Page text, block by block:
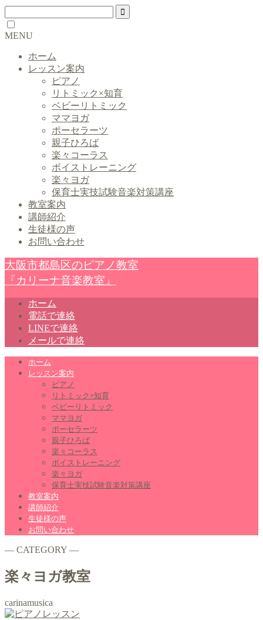
MENU
ホーム
レッスン案内
ピアノ
リトミック×知育
ベビーリトミック
ママヨガ
ポーセラーツ
親子ひろば
楽々コーラス
ボイストレーニング
楽々ヨガ
保育士実技試験音楽対策講座
教室案内
講師紹介
生徒様の声
お問い合わせ
大阪市都島区のピアノ教室
『カリーナ音楽教室』
ホーム
電話で連絡
LINEで連絡
メールで連絡
ホーム
レッスン案内
ピアノ
リトミック×知育
ベビーリトミック
ママヨガ
ポーセラーツ
親子ひろば
楽々コーラス
ボイストレーニング
楽々ヨガ
保育士実技試験音楽対策講座
教室案内
講師紹介
生徒様の声
お問い合わせ
― CATEGORY ―
楽々ヨガ教室
carinamusica